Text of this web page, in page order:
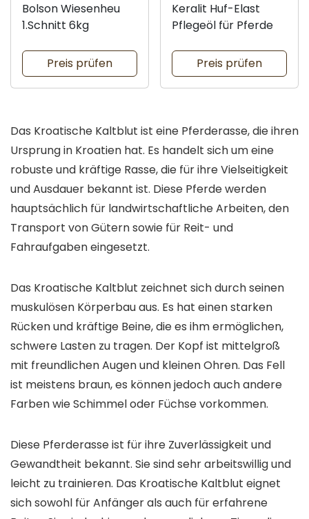
Bolson Wiesenheu
1.Schnitt 6kg
Preis prüfen
Keralit Huf-Elast
Pflegeöl für Pferde
Preis prüfen
Das Kroatische Kaltblut ist eine Pferderasse, die ihren
Ursprung in Kroatien hat. Es handelt sich um eine
robuste und kräftige Rasse, die für ihre Vielseitigkeit
und Ausdauer bekannt ist. Diese Pferde werden
hauptsächlich für landwirtschaftliche Arbeiten, den
Transport von Gütern sowie für Reit- und
Fahraufgaben eingesetzt.
Das Kroatische Kaltblut zeichnet sich durch seinen
muskulösen Körperbau aus. Es hat einen starken
Rücken und kräftige Beine, die es ihm ermöglichen,
schwere Lasten zu tragen. Der Kopf ist mittelgroß
mit freundlichen Augen und kleinen Ohren. Das Fell
ist meistens braun, es können jedoch auch andere
Farben wie Schimmel oder Füchse vorkommen.
Diese Pferderasse ist für ihre Zuverlässigkeit und
Gewandtheit bekannt. Sie sind sehr arbeitswillig und
leicht zu trainieren. Das Kroatische Kaltblut eignet
sich sowohl für Anfänger als auch für erfahrene